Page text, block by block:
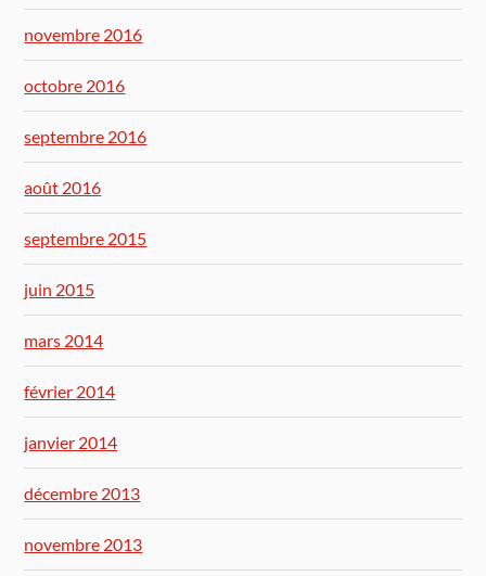
novembre 2016
octobre 2016
septembre 2016
août 2016
septembre 2015
juin 2015
mars 2014
février 2014
janvier 2014
décembre 2013
novembre 2013